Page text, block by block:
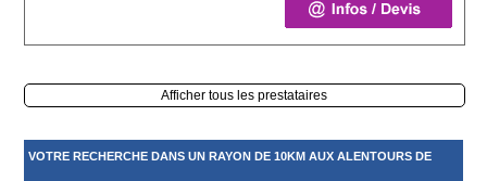
Afficher tous les prestataires
VOTRE RECHERCHE DANS UN RAYON DE 10KM AUX ALENTOURS DE